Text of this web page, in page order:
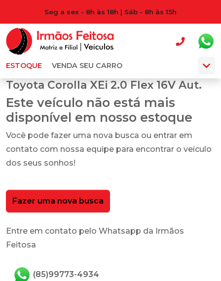
Seg a sex - 8h às 18h | Sáb - 8h às 15h
ESTOQUE VENDA SEU CARRO
Toyota Corolla XEi 2.0 Flex 16V Aut.
Este veículo não está mais
disponível em nosso estoque
Você pode fazer uma nova busca ou entrar em
contato com nossa equipe para encontrar o veículo
dos seus sonhos!
Fazer uma nova busca
Entre em contato pelo Whatsapp da Irmãos
Feitosa
(85)99773-4934